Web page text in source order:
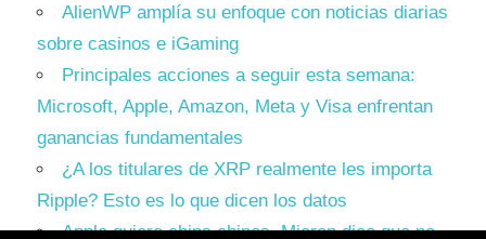
AlienWP amplía su enfoque con noticias diarias
sobre casinos e iGaming
Principales acciones a seguir esta semana:
Microsoft, Apple, Amazon, Meta y Visa enfrentan
ganancias fundamentales
¿A los titulares de XRP realmente les importa
Ripple? Esto es lo que dicen los datos
Apple quiere chips chinos. Micron dice que no.